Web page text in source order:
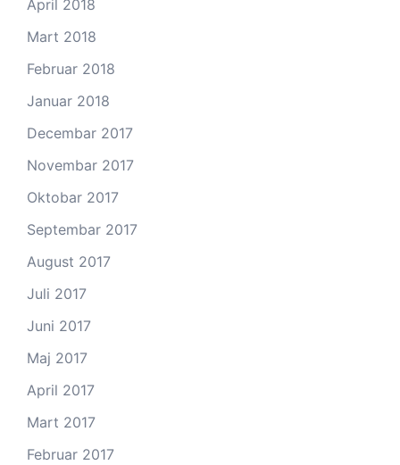
April 2018
Mart 2018
Februar 2018
Januar 2018
Decembar 2017
Novembar 2017
Oktobar 2017
Septembar 2017
August 2017
Juli 2017
Juni 2017
Maj 2017
April 2017
Mart 2017
Februar 2017